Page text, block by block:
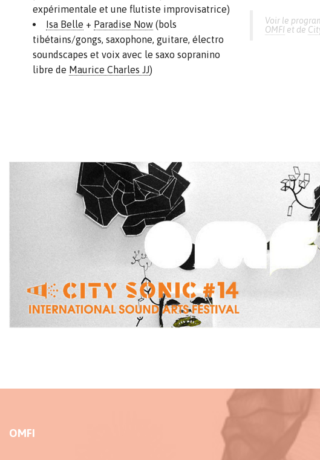
expérimentale et une flutiste improvisatrice)
Isa Belle + Paradise Now(bols
tibétains/gongs, saxophone, guitare, électro
soundscapes et voix avec le saxo sopranino
libre de Maurice Charles JJ)
Voir le
OMFI et de
OMFI